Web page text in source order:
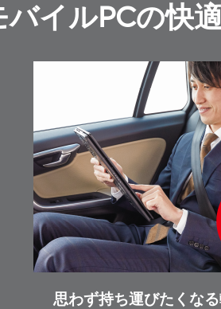
イルPCの快
思わず持ち運びたくな